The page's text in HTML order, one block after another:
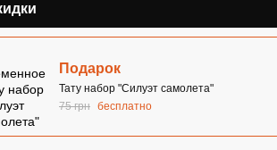
Подарок
Тату набор "Силуэт самолета"
75 грн бесплатно